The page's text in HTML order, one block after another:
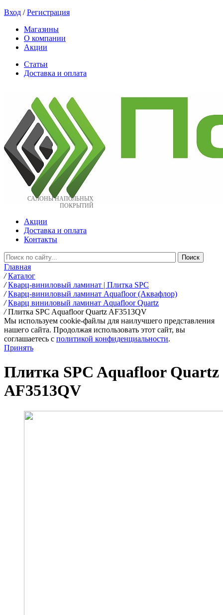
Вход /Регистрация
Магазины
О компании
Акции
Статьи
Доставка и оплата
САЛОНЫ НАПОЛЬНЫХ
ПОКРЫТИЙ
Акции
Доставка и оплата
Контакты
Главная
/ Каталог
/ Кварц-виниловый ламинат | Плитка SPC
/ Кварц-виниловый ламинат Aquafloor (Аквафлор)
/ Кварц виниловый ламинат Aquafloor Quartz
/ Плитка SPC Aquafloor Quartz AF3513QV
Мы используем cookie-файлы для наилучшего представления
нашего сайта. Продолжая использовать этот сайт, вы
соглашаетесь c политикой конфиденциальности.
Принять
Плитка SPC Aquafloor Quartz
AF3513QV